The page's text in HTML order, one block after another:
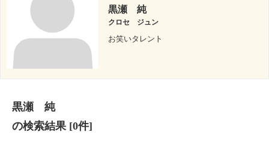
黒瀬 純
クロセ ジュン
お笑いタレント
黒瀬 純
の検索結果[0件]